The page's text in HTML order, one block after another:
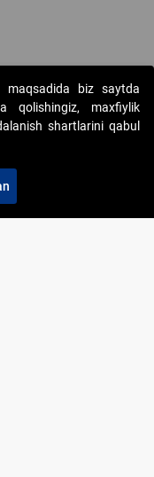
maqsadida biz saytda
qolishingiz, maxfiylik
shartlarini qabul